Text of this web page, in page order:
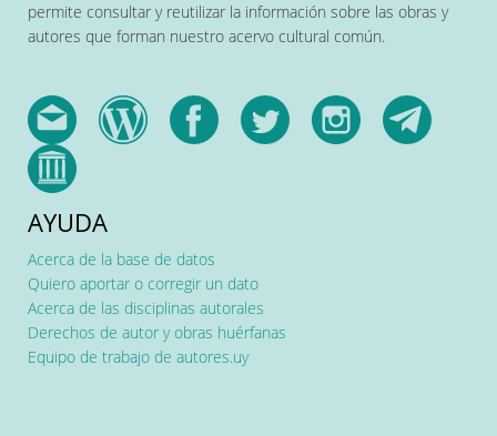
permite consultar y reutilizar la información sobre las obras y
autores que forman nuestro acervo cultural común.
AYUDA
Acerca de la base de datos
Quiero aportar o corregir un dato
Acerca de las disciplinas autorales
Derechos de autor y obras huérfanas
Equipo de trabajo de autores.uy